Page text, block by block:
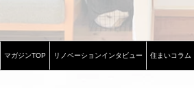
マガジンTOP リノベーションインタビュー 住まいコラム